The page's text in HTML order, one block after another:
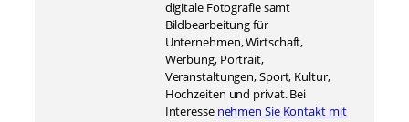
digitale Fotografie samt
Bildbearbeitung für
Unternehmen, Wirtschaft,
Werbung, Portrait,
Veranstaltungen, Sport, Kultur,
Hochzeiten und privat. Bei
Interesse nehmen Sie Kontakt mit